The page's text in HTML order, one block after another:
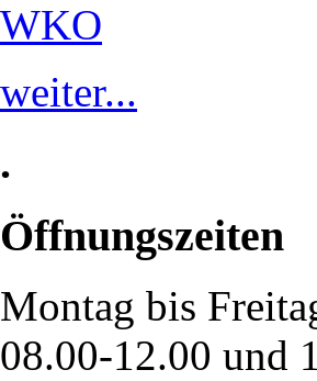
WKO
weiter...
.
Öffnungszeiten
Montag bis
08.00-12.00 und